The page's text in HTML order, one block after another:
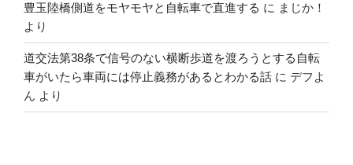
豊玉陸橋側道をモヤモヤと自転車で直進する に まじか！
より
道交法第38条で信号のない横断歩道を渡ろうとする自転
車がいたら車両には停止義務があるとわかる話 に デフよ
ん より